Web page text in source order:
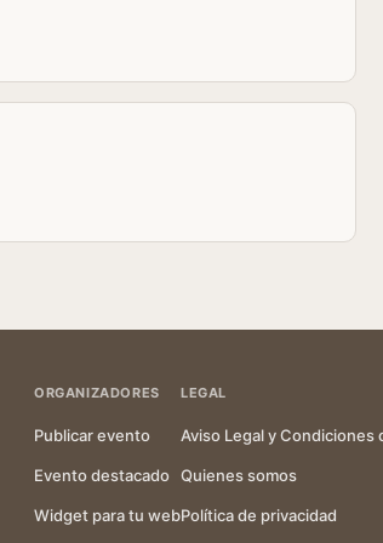
ORGANIZADORES
Publicar evento
Evento destacado
Widget para tu web
LEGAL
Aviso Legal y Condiciones
Quienes somos
Política de privacidad